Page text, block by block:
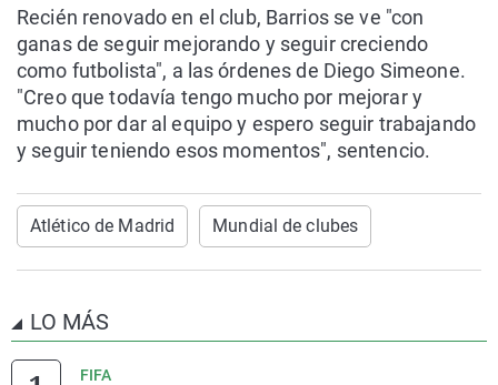
Recién renovado en el club, Barrios se ve "con
ganas de seguir mejorando y seguir creciendo
como futbolista", a las órdenes de Diego Simeone.
"Creo que todavía tengo mucho por mejorar y
mucho por dar al equipo y espero seguir trabajando
y seguir teniendo esos momentos", sentencio.
Atlético de Madrid Mundial de clubes
LO MÁS
FIFA